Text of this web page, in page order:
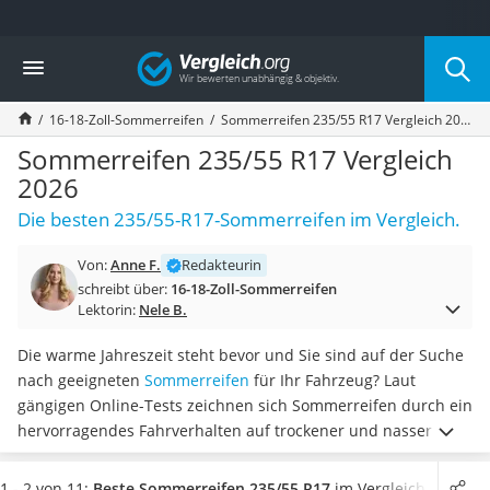
Die beliebtesten Vergleiche nach Kategorie
Auto & Motor
Fahrradträger-Anhängerkupplung (4 Fahrräder)
Fahrradträger
Fahrradträger (Anhängerkupplung)
Fahrradträger 3 Fahrräder
Benzinkanister (20 l)
Dashcam
Benzinkanister
Marderschreck
AGM-Batterie Wohnmobil
Thule-Fahrradträger
FM-Transmitter
Sommerreifen 205/55 R16
Autobatterie-Ladegerät
Vergleich
16-18-Zoll-Sommerreifen Sommerreifen 235/55 R17 Vergleich 2026
Sommerreifen 235/55 R17 Vergleich
2026
Die besten 235/55-R17-Sommerreifen im Vergleich.
Von:Anne F.
Redakteurin
schreibt über: 16-18-Zoll-Sommerreifen
Lektorin: Nele B.
Die warme Jahreszeit steht bevor und Sie sind auf der Suche
nach geeigneten Sommerreifen für Ihr Fahrzeug? Laut
gängigen Online-Tests zeichnen sich Sommerreifen durch ein
hervorragendes Fahrverhalten auf trockener und nasser
Fahrbahn aus. Die 235/55-R17-Sommerreifenermöglichen
Ihnen eine hohe Griffigkeit. Achten Sie neben der richtigen